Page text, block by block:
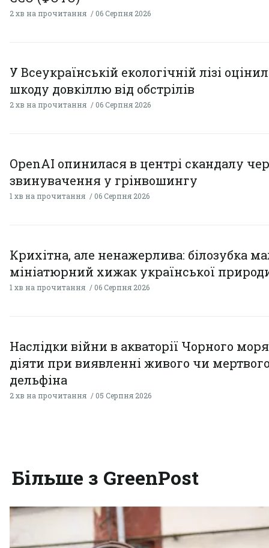
2 хв на прочитання 06 Серпня 2026
У Всеукраїнській екологічній лізі
шкоду довкіллю від обстрілів
2 хв на прочитання 06 Серпня 2026
OpenAI опинилася в центрі скандалу
звинувачення у грінвошингу
1 хв на прочитання 06 Серпня 2026
Крихітна, але ненажерлива: білозубка
мініатюрний хижак української
1 хв на прочитання 06 Серпня 2026
Наслідки війни в акваторії Чорного
діяти при виявленні живого чи
дельфіна
2 хв на прочитання 05 Серпня 2026
Більше з GreenPost